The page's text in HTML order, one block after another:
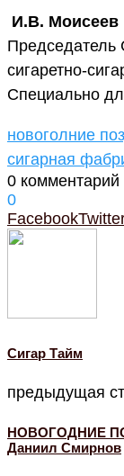
И.В. Моисеев
Председатель
сигаретно-
Специально
новоголние
сигарная
0 комментарий
0
Facebook
Cигар Тайм
предыдущая
НОВОГОДНИЕ
Даниил Смирнов